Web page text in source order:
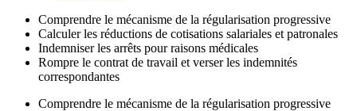
Comprendre le mécanisme de la régularisation progressive
Calculer les réductions de cotisations salariales et patronales
Indemniser les arrêts pour raisons médicales
Rompre le contrat de travail et verser les indemnités
correspondantes
Comprendre le mécanisme de la régularisation progressive